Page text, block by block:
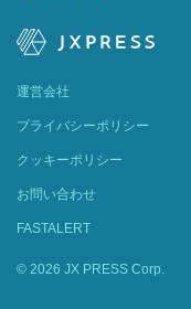
運営会社
プライバシーポリシー
クッキーポリシー
お問い合わせ
FASTALERT
© 2026 JX PRESS Corp.